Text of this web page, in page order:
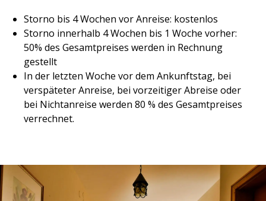
Storno bis 4 Wochen vor Anreise: kostenlos
Storno innerhalb 4 Wochen bis 1 Woche vorher:
50% des Gesamtpreises werden in Rechnung
gestellt
In der letzten Woche vor dem Ankunftstag, bei
verspäteter Anreise, bei vorzeitiger Abreise oder
bei Nichtanreise werden 80 % des Gesamtpreises
verrechnet.